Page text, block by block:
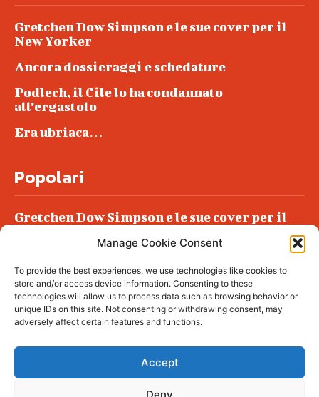
Manage Cookie Consent
To provide the best experiences, we use technologies like cookies to
store and/or access device information. Consenting to these
technologies will allow us to process data such as browsing behavior or
unique IDs on this site. Not consenting or withdrawing consent, may
adversely affect certain features and functions.
Accept
Deny
Gretchen Dow Simpson e le sue cover per il
New Yorker
Ancora dossieraggi e schedature
Podlech, il Cile lo ha condannato
all’ergastolo
Era ubriaca…
Popolari
Gretchen Dow Simpson e le sue cover per il
Podlech, il Cile lo ha condannato
all’ergastolo
Era ubriaca…